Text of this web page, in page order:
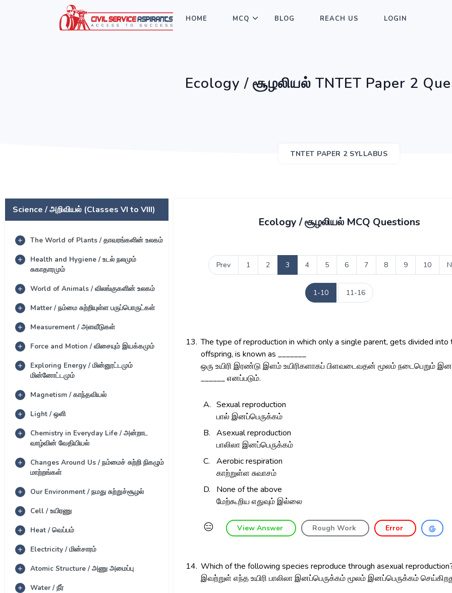
HOME MCQ BLOG REACH US LOGIN
Ecology / சூழலியல் TNTET Paper 2
TNTET PAPER 2 SYLLABUS
Science / அறிவியல் (Classes VI to VIII)
The World of Plants / தாவரங்களின் உலகம்
Health and Hygiene / உடல் நலமும்
சுகாதாரமும்
World of Animals / விலங்குகளின் உலகம்
Matter / நம்மை சுற்றியுள்ள பருப்பொருட்கள்
Measurement / அளவீடுகள்
Force and Motion / விசையும் இயக்கமும்
Exploring Energy / மின்னூட்டமும்
மின்னோட்டமும்
Magnetism / காந்தவியல்
Light / ஒளி
Chemistry in Everyday Life / அன்றாட
வாழ்வின் வேதியியல்
Changes Around Us / நம்மைச் சுற்றி நிகழும்
மாற்றங்கள்
Our Environment / நமது சுற்றுச்சூழல்
Cell / உயிரணு
Heat / வெப்பம்
Electricity / மின்சாரம்
Atomic Structure / அணு அமைப்பு
Water / நீர்
Ecology / சூழலியல் MCQ Questions
Prev 1 2 3 4 5 6 7 8 9 10
1-10 11-16
13. The type of reproduction in which only a single parent, gets divided
offspring, is known as _______
ஒரு உயிரி இரண்டு இளம் உயிரிகளாகப் பிளவடைவதன் மூலம் நடைபெறும்
______ எனப்படும்.
A. Sexual reproduction
பால் இனப்பெருக்கம்
B.
Asexual reproduction
பாலிலா இனப்பெருக்கம்
C.
Aerobic respiration
காற்றுள்ள சுவாசம்
D.
None of the above
மேற்கூறிய எதுவும் இல்லை
😑 View Answer Rough Work Error
14. Which of the following species reproduce through asexual
இவற்றுள் எந்த உயிரி பாலிலா இனப்பெருக்கம் மூலம் இனப்பெருக்கம்